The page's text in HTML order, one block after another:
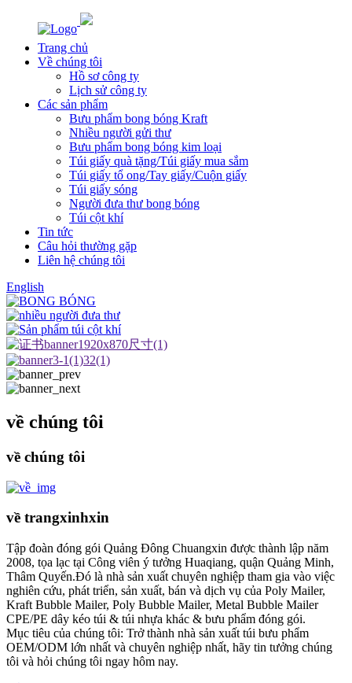
Trang chủ
Về chúng tôi
Hồ sơ công ty
Lịch sử công ty
Các sản phẩm
Bưu phẩm bong bóng Kraft
Nhiều người gửi thư
Bưu phẩm bong bóng kim loại
Túi giấy quà tặng/Túi giấy mua sắm
Túi giấy tổ ong/Tay giấy/Cuộn giấy
Túi giấy sóng
Người đưa thư bong bóng
Túi cột khí
Tin tức
Câu hỏi thường gặp
Liên hệ chúng tôi
English
về chúng tôi
về chúng tôi
về trangxinhxin
Tập đoàn đóng gói Quảng Đông Chuangxin được thành lập năm
2008, tọa lạc tại Công viên ý tưởng Huaqiang, quận Quảng Minh,
Thâm Quyến.Đó là nhà sản xuất chuyên nghiệp tham gia vào việc
nghiên cứu, phát triển, sản xuất, bán và dịch vụ của Poly Mailer,
Kraft Bubble Mailer, Poly Bubble Mailer, Metal Bubble Mailer
CPE/PE dây kéo túi & túi nhựa khác & bưu phẩm đóng gói.
Mục tiêu của chúng tôi: Trở thành nhà sản xuất túi bưu phẩm
OEM/ODM lớn nhất và chuyên nghiệp nhất, hãy tin tưởng chúng
tôi và hỏi chúng tôi ngay hôm nay.